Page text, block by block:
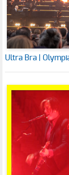
Ultra Bra |